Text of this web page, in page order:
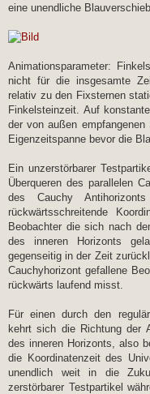
eine unendliche
Animationsparameter:
nicht für die insgesamte
relativ zu den Fixsternen
Finkelsteinzeit. Auf
der von außen
Eigenzeitspanne bevor die
Ein unzerstörbarer
Überqueren des parallelen
des Cauchy
rückwärtsschreitende
Beobachter die sich nach
des inneren Horizonts
gegenseitig in der Zeit
Cauchyhorizont gefallene
rückwärts laufend misst.
Für einen durch den
kehrt sich die Richtung der
des inneren Horizonts, also
die Koordinatenzeit des
unendlich weit in die
zerstörbarer Testpartikel